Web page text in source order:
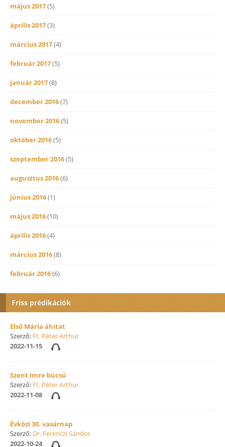
május 2017(5)
április 2017(3)
március 2017(4)
február 2017(5)
január 2017(8)
december 2016(7)
november 2016(5)
október 2016(5)
szeptember 2016(5)
augusztus 2016(6)
június 2016(1)
május 2016(10)
április 2016(4)
március 2016(8)
február 2016(6)
Friss prédikációk
Első Mária áhitat
Szerző: Ft. Péter Arthur
2022-11-15
Szent Imre búcsú
Szerző: Ft. Péter Arthur
2022-11-08
Évközi 30. vasárnap
Szerző: Dr. Ferenczi Sándor
2022-10-24